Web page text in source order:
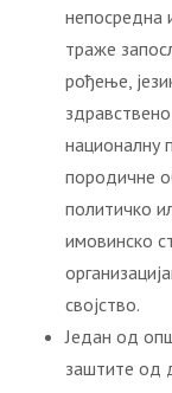
непосредна
траже
рођење,
националну
породичне
политичко
имовинско
својство.
Један од
заштите од